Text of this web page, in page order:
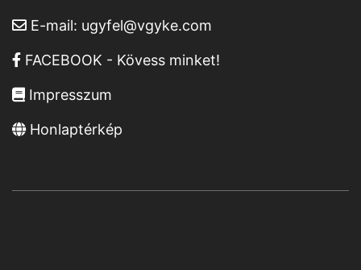
E-mail: ugyfel@vgyke.com
FACEBOOK - Kövess minket!
Impresszum
Honlaptérkép